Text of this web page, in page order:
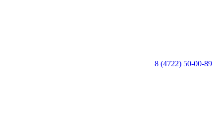
8 (4722) 50-00-89